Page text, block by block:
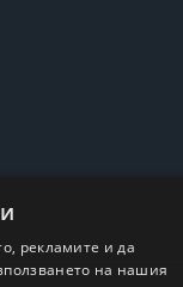
рекламите и да
на нашия